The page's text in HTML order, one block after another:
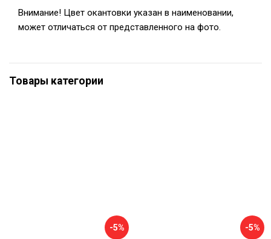
Внимание! Цвет окантовки указан в наименовании,
может отличаться от представленного на фото.
Товары категории
-5% -5%